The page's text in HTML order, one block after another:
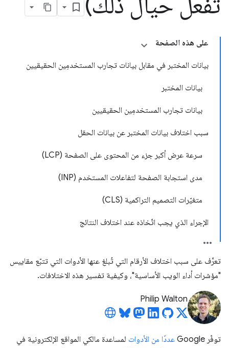
على هذه الصفحة
بيانات المختبر في مقابل بيانات تجارب المستخدمِين الحقيقيين
بيانات المختبر
بيانات تجارب المستخدمِين الحقيقيين
سبب اختلاف بيانات المختبر عن بيانات الحقل
سرعة عرض أكبر جزء من المحتوى على الصفحة (LCP)
مدى استجابة الصفحة لتفاعلات المستخدم (INP)
متغيّرات التصميم التراكمية (CLS)
الإجراء الذي يجب اتّخاذه عند اختلاف النتائج
تعرَّف على سبب اختلاف الأرقام التي تُبلغ عنها الأدوات التي تتبّع مقاييس
"مؤشرات أداء الويب الأساسية"، وكيفية تفسير هذه الاختلافات.
Philip Walton
توفّر Google عددًا من الأدوات لمساعدة مالكي المواقع الإلكترونية في